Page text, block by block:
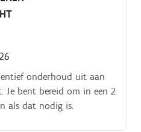
onderhoud uit aan
Je bent bereid om in een 2
als dat nodig is.